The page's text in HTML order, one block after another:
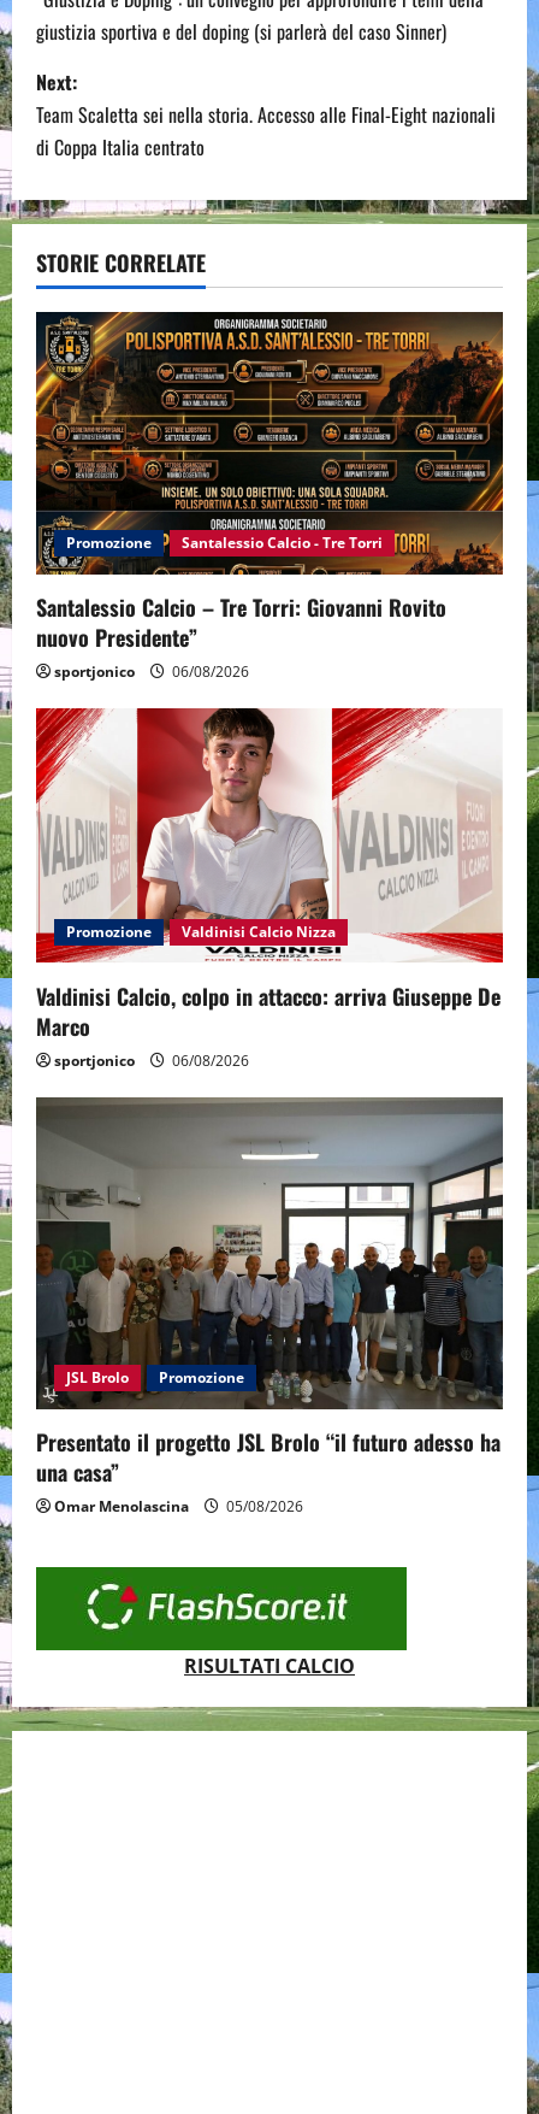
s
t
n
a
v
i
g
a
t
i
o
n
giustizia sportiva e del doping (si parlerà del caso Sinner)
Next:
Team Scaletta sei nella storia. Accesso alle Final-Eight nazionali
di Coppa Italia centrato
STORIE CORRELATE
Promozione Santalessio Calcio - Tre Torri
Santalessio Calcio – Tre Torri: Giovanni Rovito
nuovo Presidente”
sportjonico 06/08/2026
Promozione Valdinisi Calcio Nizza
Valdinisi Calcio, colpo in attacco: arriva Giuseppe De
Marco
sportjonico 06/08/2026
JSL Brolo Promozione
Presentato il progetto JSL Brolo “il futuro adesso ha
una casa”
Omar Menolascina 05/08/2026
RISULTATI CALCIO